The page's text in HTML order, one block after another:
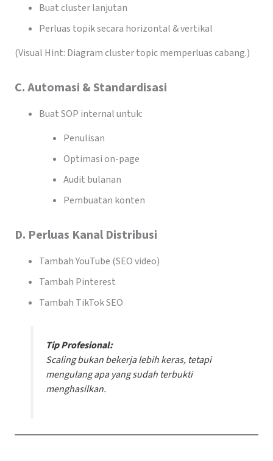
Buat cluster lanjutan
Perluas topik secara horizontal & vertikal
(Visual Hint: Diagram cluster topic memperluas cabang.)
C. Automasi & Standardisasi
Buat SOP internal untuk:
Penulisan
Optimasi on-page
Audit bulanan
Pembuatan konten
D. Perluas Kanal Distribusi
Tambah YouTube (SEO video)
Tambah Pinterest
Tambah TikTok SEO
Tip Profesional:
Scaling bukan bekerja lebih keras, tetapi
mengulang apa yang sudah terbukti
menghasilkan.